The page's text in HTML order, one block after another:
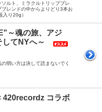
ソルト、ミラクルトリップブレ
レンドの中からよりどり3本お
入り20g）
～魂の旅、アジ
してNYへ～
弱い方は決して読まないでく
420recordz コラボ